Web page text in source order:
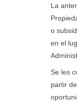
La
o
en el
Se les
partir